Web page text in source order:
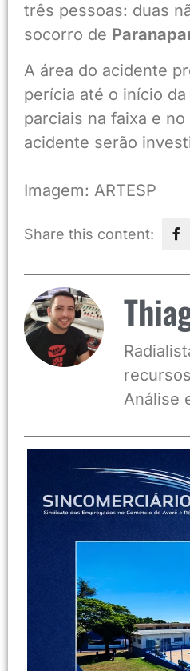
três pessoas: duas
socorro de
A área do acidente
perícia até o início
parciais na faixa e
acidente serão
Imagem: ARTESP
Share this content:
Análise